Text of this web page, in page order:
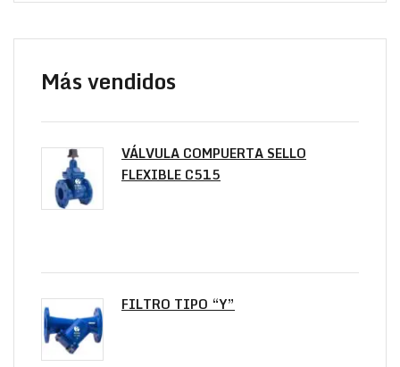
Más vendidos
VÁLVULA COMPUERTA SELLO
FLEXIBLE C515
FILTRO TIPO “Y”